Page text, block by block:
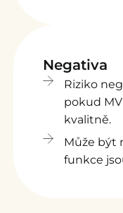
Negativa
Riziko
pokud
kvalitně.
Může být
funkce